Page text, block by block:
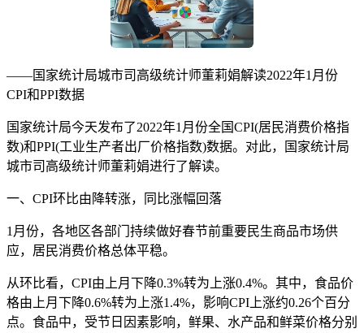
——国家统计局城市司高级统计师董莉娟解读2022年1月份
CPI和PPI数据
国家统计局今天发布了2022年1月份全国CPI(居民消费价格指
数)和PPI(工业生产者出厂价格指数)数据。对此，国家统计局
城市司高级统计师董莉娟进行了解读。
一、CPI环比由降转涨，同比涨幅回落
1月份，各地区各部门持续做好春节前重要民生商品市场供
应，居民消费价格总体平稳。
从环比看，CPI由上月下降0.3%转为上涨0.4%。其中，食品价
格由上月下降0.6%转为上涨1.4%，影响CPI上涨约0.26个百分
点。食品中，受节日因素影响，鲜果、水产品和鲜菜价格分别